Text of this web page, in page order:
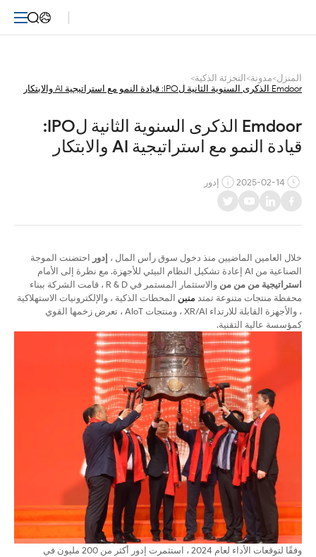
الذكرى
السنوية
الثانية
لIPO:
قيادة
النمو
مع
AI
والابتكار
المنزل>مدونة>التجزئة الذكية>
Emdoor الذكرى السنوية الثانية لIPO: قيادة النمو مع استراتيجية AI والابتكار
Emdoor الذكرى السنوية الثانية لIPO:
قيادة النمو مع استراتيجية AI والابتكار
2025-02-14 إدور
خلال العامين الماضيين منذ دخول سوق رأس المال ، إدور
احتضنت الموجة
الصناعية من AI إعادة تشكيل النظام البيئي للأجهزة. مع نظرة إلى الأمام
استراتيجية من من من
والاستثمار المستمر في R & D ، قامت الشركة ببناء
محفظة منتجات متنوعة تمتد متين المحطات الذكية ، والإلكترونيات الاستهلاكية
، والأجهزة القابلة للارتداء XR/AI ، ومنتجات AIoT ، تعرض زخمها القوي
كمؤسسة عالية التقنية.
وفقًا لتوقعات الأداء لعام 2024 ، استثمرت إدور أكثر من 200 مليون في